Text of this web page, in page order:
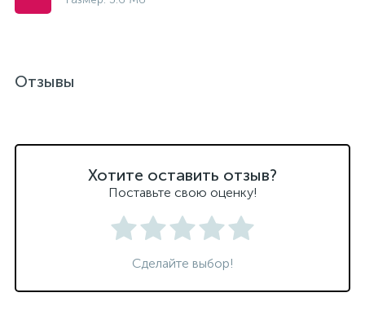
Отзывы
Хотите оставить отзыв?
Поставьте свою оценку!
Сделайте выбор!